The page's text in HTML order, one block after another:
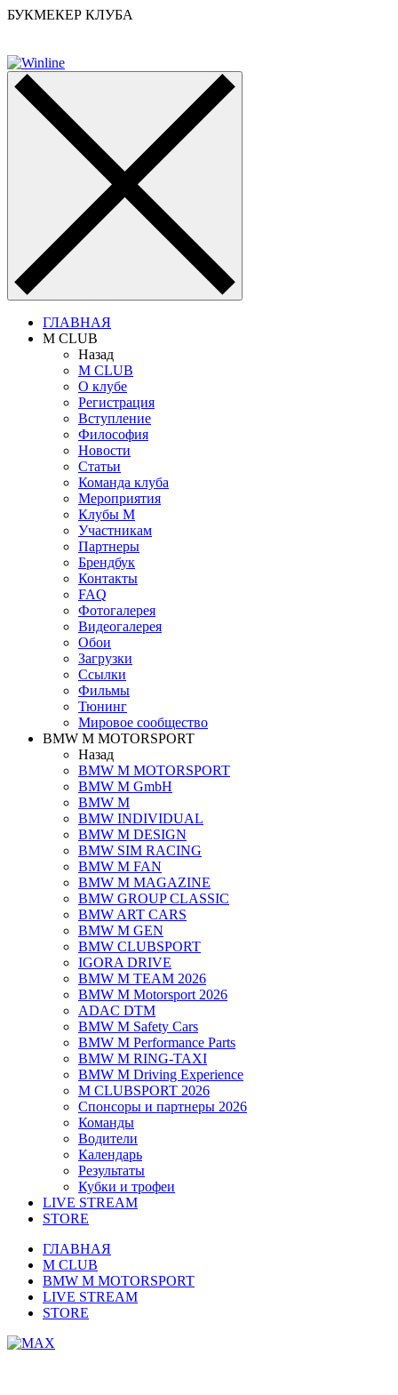
БУКМЕКЕР КЛУБА
ГЛАВНАЯ
M CLUB
Назад
M CLUB
О клубе
Регистрация
Вступление
Философия
Новости
Статьи
Команда клуба
Мероприятия
Клубы M
Участникам
Партнеры
Брендбук
Контакты
FAQ
Фотогалерея
Видеогалерея
Обои
Загрузки
Ссылки
Фильмы
Тюнинг
Мировое сообщество
BMW M MOTORSPORT
Назад
BMW M MOTORSPORT
BMW M GmbH
BMW M
BMW INDIVIDUAL
BMW M DESIGN
BMW SIM RACING
BMW M FAN
BMW M MAGAZINE
BMW GROUP CLASSIC
BMW ART CARS
BMW M GEN
BMW CLUBSPORT
IGORA DRIVE
BMW M TEAM 2026
BMW M Motorsport 2026
ADAC DTM
BMW M Safety Cars
BMW M Performance Parts
BMW M RING-TAXI
BMW M Driving Experience
M CLUBSPORT 2026
Спонсоры и партнеры 2026
Команды
Водители
Календарь
Результаты
Кубки и трофеи
LIVE STREAM
STORE
ГЛАВНАЯ
M CLUB
BMW M MOTORSPORT
LIVE STREAM
STORE